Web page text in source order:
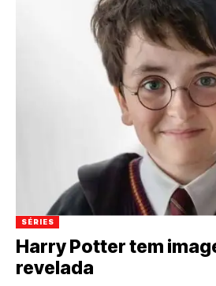
SÉRIES
Harry Potter tem
revelada